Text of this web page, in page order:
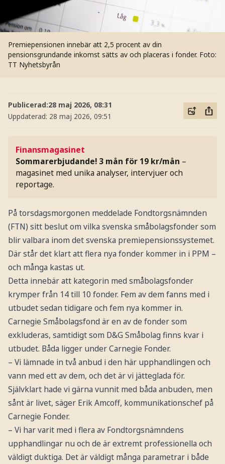
Premiepensionen innebär att 2,5 procent av din
pensionsgrundande inkomst sätts av och placeras i fonder. Foto:
TT Nyhetsbyrån
Publicerad:28 maj 2026, 08:31
Uppdaterad: 28 maj 2026, 09:51
Finansmagasinet
Sommarerbjudande! 3 mån för 19 kr/mån –
magasinet med unika analyser, intervjuer och
reportage.
På torsdagsmorgonen meddelade Fondtorgsnämnden
(FTN) sitt beslut om vilka svenska småbolagsfonder som
blir valbara inom det svenska premiepensionssystemet.
Där står det klart att flera nya fonder kommer in i PPM –
och många kastas ut.
Detta innebär att kategorin med småbolagsfonder
krymper från 14 till 10 fonder. Fem av dem fanns med i
utbudet sedan tidigare och fem nya kommer in.
Carnegie Småbolagsfond är en av de fonder som
exkluderas, samtidigt som D&G Småbolag finns kvar i
utbudet. Båda ligger under Carnegie Fonder.
– Vi lämnade in två anbud i den här upphandlingen och
vann med ett av dem, och det är vi jätteglada för.
Självklart hade vi gärna vunnit med båda anbuden, men
sånt är livet, säger Erik Amcoff, kommunikationschef på
Carnegie Fonder.
– Vi har varit med i flera av Fondtorgsnämndens
upphandlingar nu och de är extremt professionella och
väldigt duktiga. Det är väldigt många parametrar i både